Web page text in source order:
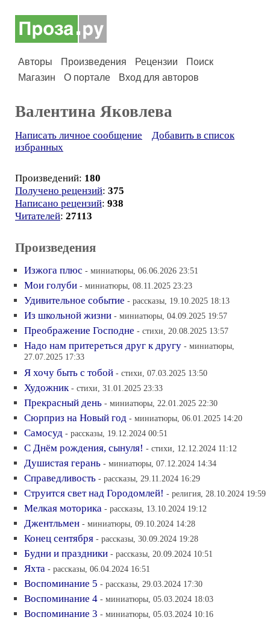
Авторы Произведения Рецензии
Поиск
Магазин
О портале Вход для авторов
Валентина Яковлева
Написать личное сообщение
Добавить в список
избранных
Произведений: 180
Получено рецензий: 375
Написано рецензий: 938
Читателей: 27113
Произведения
Изжога плюс - миниатюры, 06.06.2026 23:51
Мои голуби - миниатюры, 08.11.2025 23:23
Удивительное событие - рассказы, 19.10.2025 18:13
Из школьной жизни - миниатюры, 04.09.2025 19:57
Преображение Господне - стихи, 20.08.2025 13:57
Надо нам притереться друг к другу - миниатюры,
27.07.2025 17:33
Я хочу быть с тобой - стихи, 07.03.2025 13:50
Художник - стихи, 31.01.2025 23:33
Прекрасный день - миниатюры, 22.01.2025 22:30
Сюрприз на Новый год - миниатюры, 06.01.2025 14:20
Самосуд - рассказы, 19.12.2024 00:51
С Днём рождения, сынуля! - стихи, 12.12.2024 11:12
Душистая герань - миниатюры, 07.12.2024 14:34
Справедливость - рассказы, 29.11.2024 16:29
Струится свет над Городомлей! - религия, 28.10.2024 19:59
Мелкая моторика - рассказы, 13.10.2024 19:12
Джентльмен - миниатюры, 09.10.2024 14:28
Конец сентября - рассказы, 30.09.2024 19:28
Будни и праздники - рассказы, 20.09.2024 10:51
Яхта - рассказы, 06.04.2024 16:51
Воспоминание 5 - рассказы, 29.03.2024 17:30
Воспоминание 4 - миниатюры, 05.03.2024 18:03
Воспоминание 3 - миниатюры, 05.03.2024 10:16